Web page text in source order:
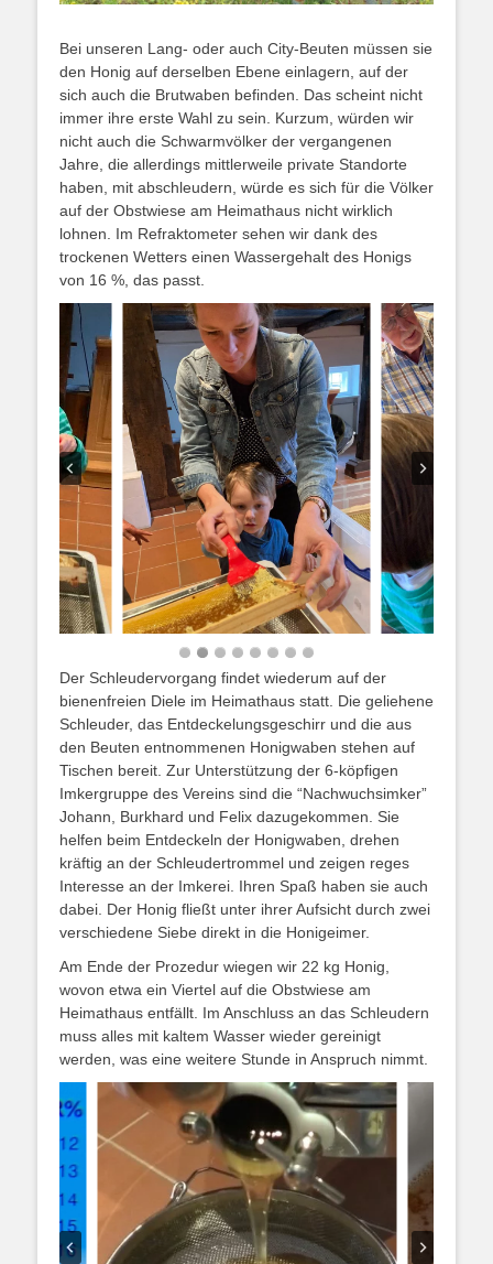
Bei unseren Lang- oder auch City-Beuten müssen sie
den Honig auf derselben Ebene einlagern, auf der
sich auch die Brutwaben befinden. Das scheint nicht
immer ihre erste Wahl zu sein. Kurzum, würden wir
nicht auch die Schwarmvölker der vergangenen
Jahre, die allerdings mittlerweile private Standorte
haben, mit abschleudern, würde es sich für die Völker
auf der Obstwiese am Heimathaus nicht wirklich
lohnen. Im Refraktometer sehen wir dank des
trockenen Wetters einen Wassergehalt des Honigs
von 16 %, das passt.
Der Schleudervorgang findet wiederum auf der
bienenfreien Diele im Heimathaus statt. Die geliehene
Schleuder, das Entdeckelungsgeschirr und die aus
den Beuten entnommenen Honigwaben stehen auf
Tischen bereit. Zur Unterstützung der 6-köpfigen
Imkergruppe des Vereins sind die “Nachwuchsimker”
Johann, Burkhard und Felix dazugekommen. Sie
helfen beim Entdeckeln der Honigwaben, drehen
kräftig an der Schleudertrommel und zeigen reges
Interesse an der Imkerei. Ihren Spaß haben sie auch
dabei. Der Honig fließt unter ihrer Aufsicht durch zwei
verschiedene Siebe direkt in die Honigeimer.
Am Ende der Prozedur wiegen wir 22 kg Honig,
wovon etwa ein Viertel auf die Obstwiese am
Heimathaus entfällt. Im Anschluss an das Schleudern
muss alles mit kaltem Wasser wieder gereinigt
werden, was eine weitere Stunde in Anspruch nimmt.